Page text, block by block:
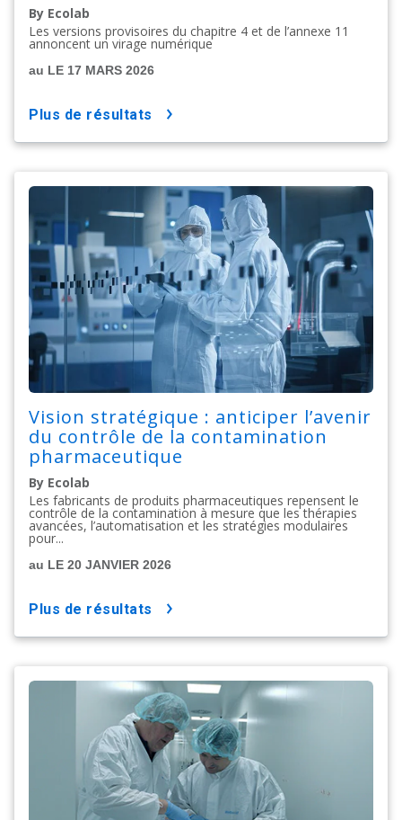
By Ecolab
Les versions provisoires du chapitre 4 et de l’annexe 11
annoncent un virage numérique
au LE 17 MARS 2026
plus de résultats
Vision stratégique : anticiper l’avenir
du contrôle de la contamination
pharmaceutique
By Ecolab
Les fabricants de produits pharmaceutiques repensent le
contrôle de la contamination à mesure que les thérapies
avancées, l’automatisation et les stratégies modulaires
pour...
au LE 20 JANVIER 2026
plus de résultats